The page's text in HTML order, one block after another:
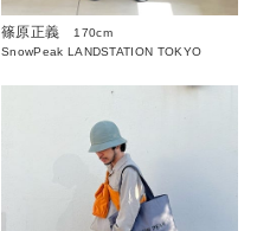
篠原正義
170cm
SnowPeak LANDSTATION TOKYO